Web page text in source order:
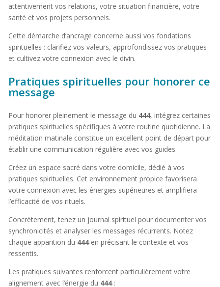
attentivement vos relations, votre situation financière, votre
santé et vos projets personnels.
Cette démarche d’ancrage concerne aussi vos fondations
spirituelles : clarifiez vos valeurs, approfondissez vos pratiques
et cultivez votre connexion avec le divin.
Pratiques spirituelles pour honorer ce
message
Pour honorer pleinement le message du 444, intégrez certaines
pratiques spirituelles spécifiques à votre routine quotidienne. La
méditation matinale constitue un excellent point de départ pour
établir une communication régulière avec vos guides.
Créez un espace sacré dans votre domicile, dédié à vos
pratiques spirituelles. Cet environnement propice favorisera
votre connexion avec les énergies supérieures et amplifiera
l’efficacité de vos rituels.
Concrètement, tenez un journal spirituel pour documenter vos
synchronicités et analyser les messages récurrents. Notez
chaque apparition du 444en précisant le contexte et vos
ressentis.
Les pratiques suivantes renforcent particulièrement votre
alignement avec l’énergie du 444: